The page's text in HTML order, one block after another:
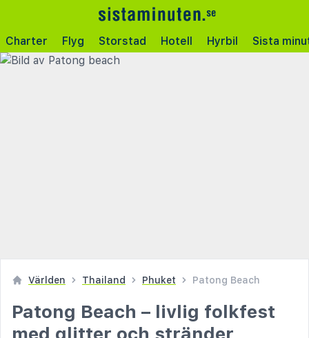
Charter Flyg Storstad Hotell Hyrbil Sista
Världen Thailand Phuket Patong Beach
Patong Beach – livlig folkfest
med glitter och stränder